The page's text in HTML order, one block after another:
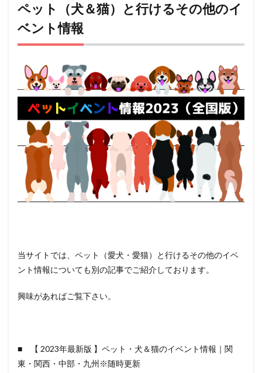
ペット（犬＆猫）と行けるその他のイ
ベント情報
当サイトでは、ペット（愛犬・愛猫）と行けるその他のイベ
ント情報についても別の記事でご紹介しております。
興味があればご覧下さい。
■ 【 2023年最新版 】ペット・犬＆猫のイベント情報｜関
東・関西・中部・九州※随時更新